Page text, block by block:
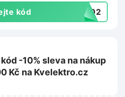
kód TS02
-10% sleva na nákup
Kč na Kvelektro.cz